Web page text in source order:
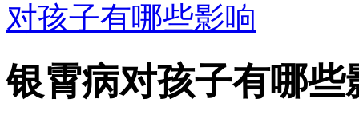
对孩子有哪些影响
银霄病对孩子有哪些